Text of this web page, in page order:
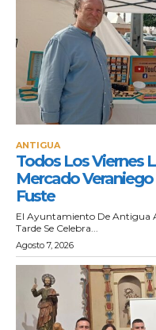
ANTIGUA
Todos Los Viernes
Mercado
Fuste
El Ayuntamiento De Antigua
Tarde Se Celebra...
Agosto 7, 2026